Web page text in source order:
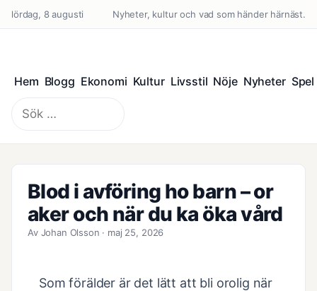
lördag, 8 augusti Nyheter, kultur och vad som händer härnäst.
Hem Blogg Ekonomi Kultur Livsstil Nöje Nyheter Spel
Sök
efter:
Blod i avföring ho barn – or
aker och när du ka öka vård
Av Johan Olsson · maj 25, 2026
Som förälder är det lätt att bli orolig när